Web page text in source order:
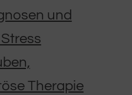
und
Therapie